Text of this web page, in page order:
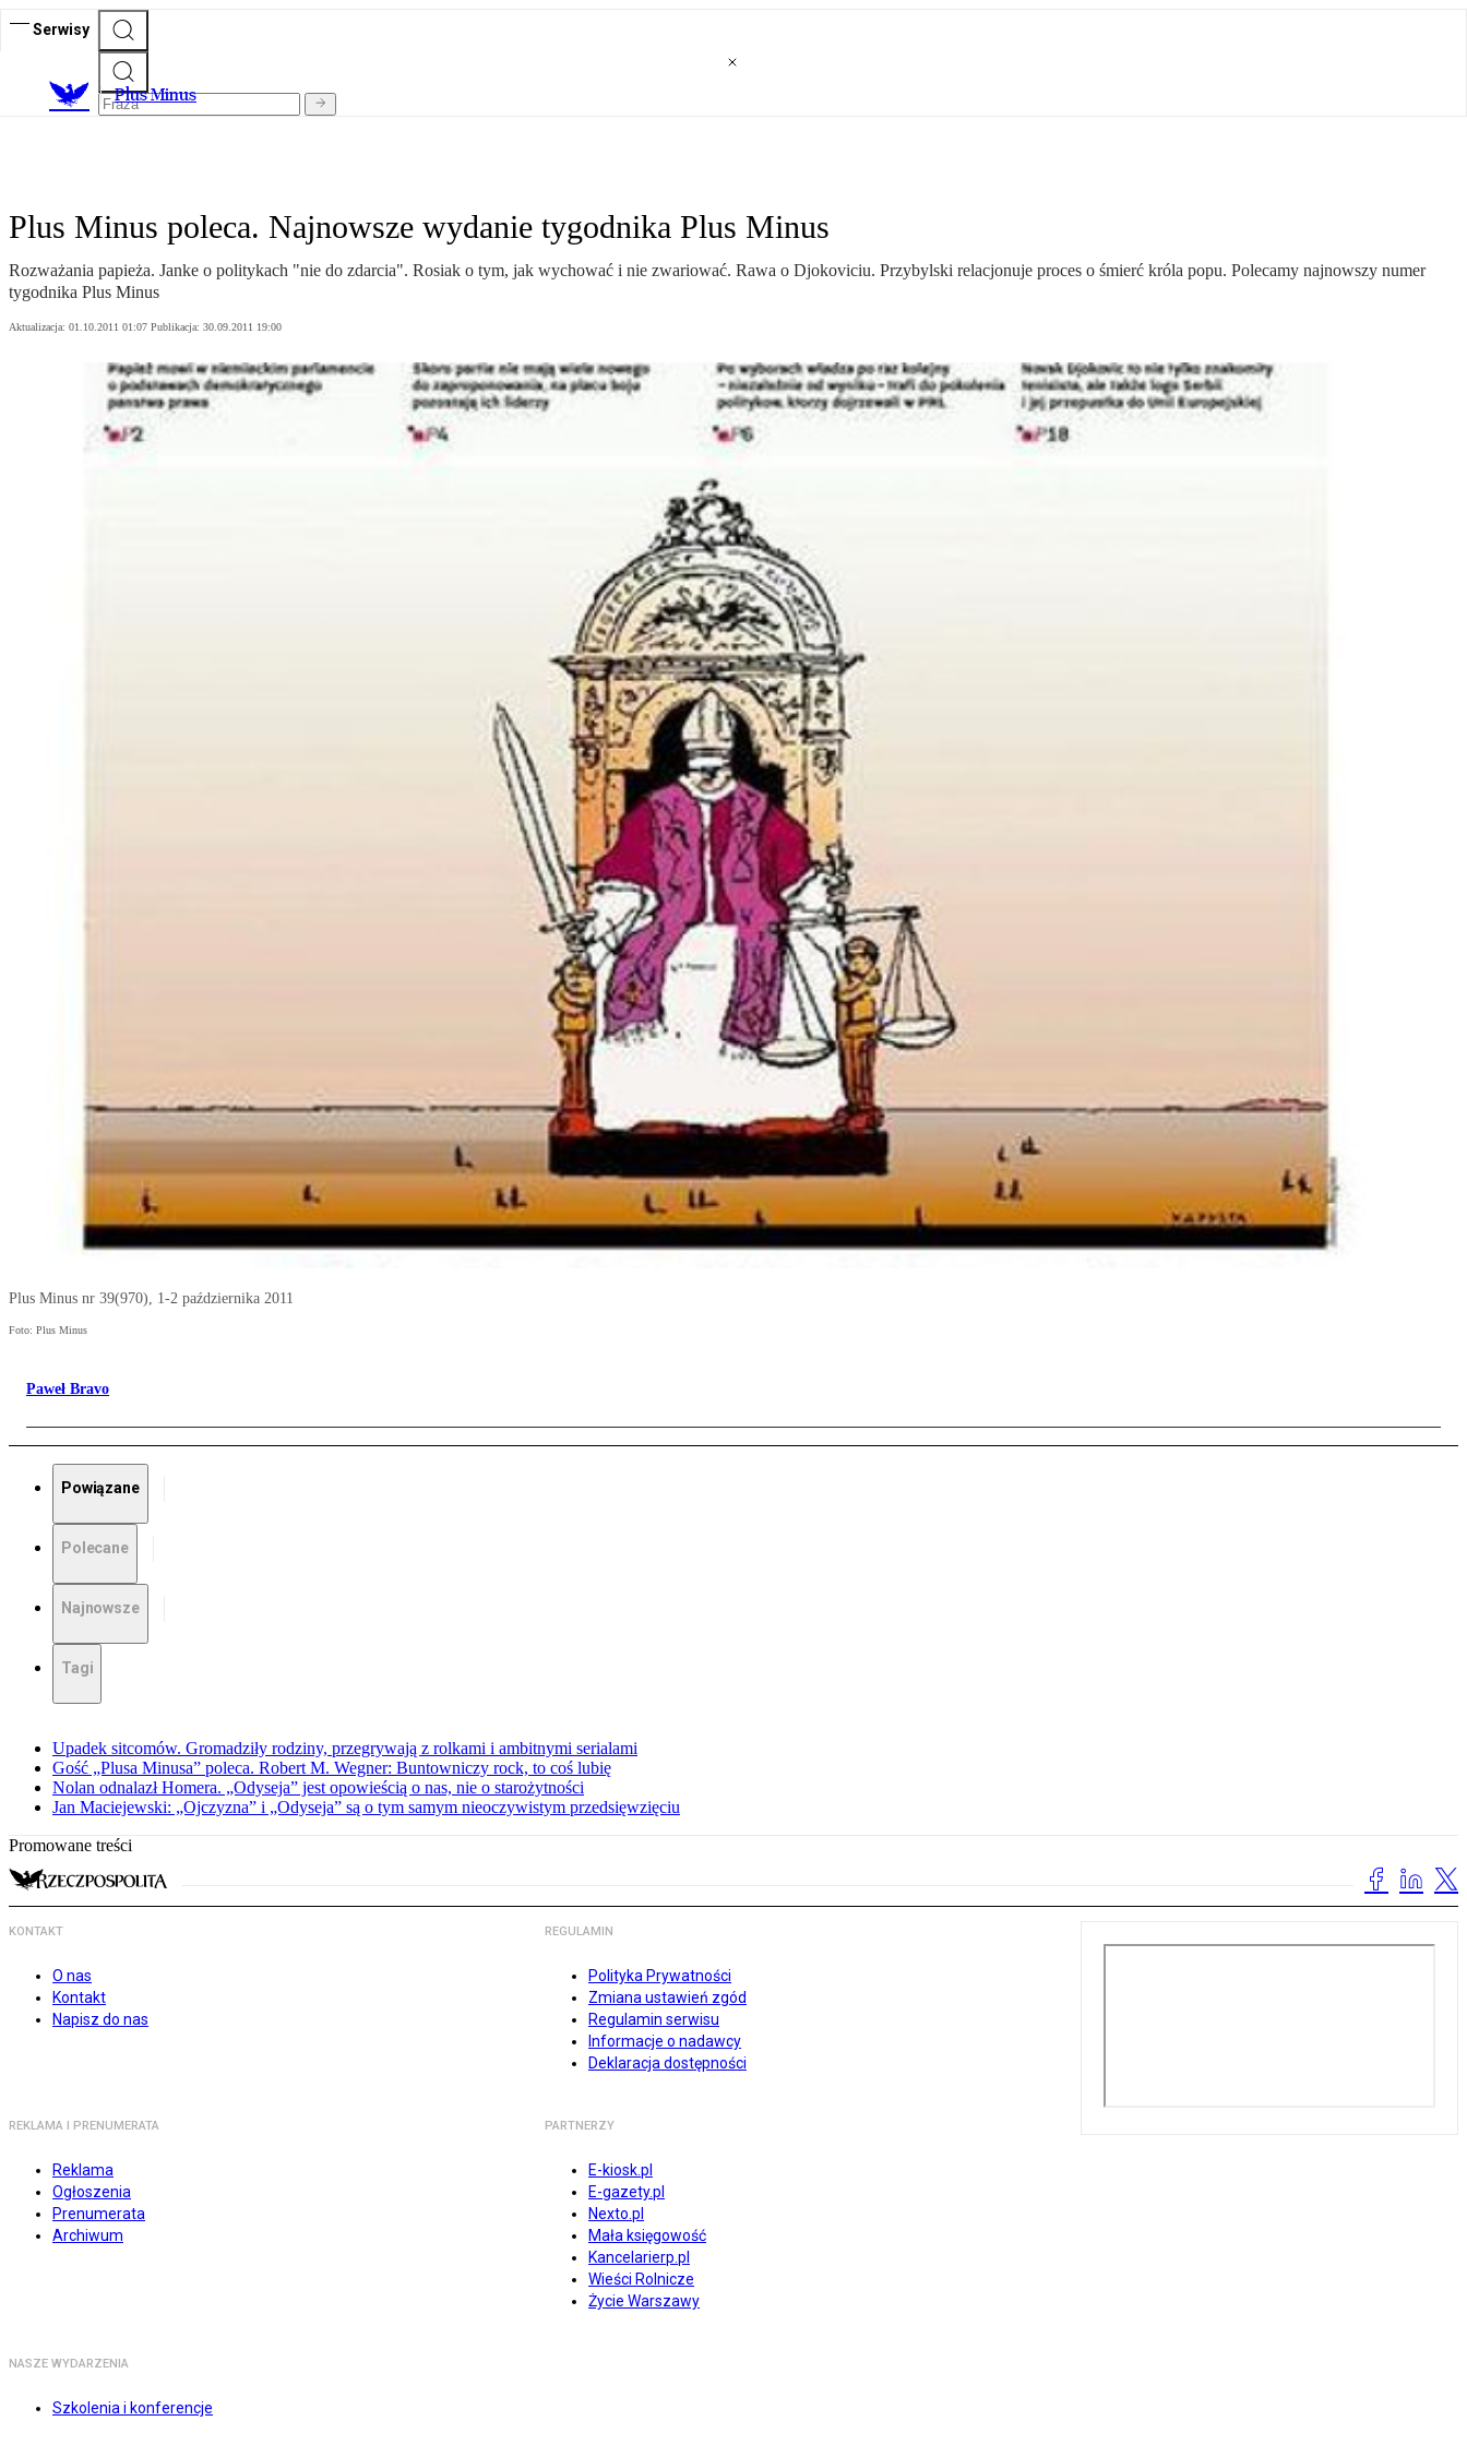
Serwisy
Plus Minus
Plus Minus poleca. Najnowsze wydanie tygodnika Plus Minus
Rozważania papieża. Janke o politykach "nie do zdarcia". Rosiak o tym, jak wychować i nie zwariować. Rawa o Djokoviciu. Przybylski relacjonuje proces o śmierć króla popu. Polecamy najnowszy numer
tygodnika Plus Minus
Aktualizacja: 01.10.2011 01:07 Publikacja: 30.09.2011 19:00
Plus Minus nr 39(970), 1-2 października 2011
Foto: Plus Minus
Paweł Bravo
Powiązane
Polecane
Najnowsze
Tagi
Upadek sitcomów. Gromadziły rodziny, przegrywają z rolkami i ambitnymi serialami
Gość „Plusa Minusa” poleca. Robert M. Wegner: Buntowniczy rock, to coś lubię
Nolan odnalazł Homera. „Odyseja” jest opowieścią o nas, nie o starożytności
Jan Maciejewski: „Ojczyzna” i „Odyseja” są o tym samym nieoczywistym przedsięwzięciu
Promowane treści
KONTAKT
O nas
Kontakt
Napisz do nas
REGULAMIN
Polityka Prywatności
Zmiana ustawień zgód
Regulamin serwisu
Informacje o nadawcy
Deklaracja dostępności
REKLAMA I PRENUMERATA
Reklama
Ogłoszenia
Prenumerata
Archiwum
PARTNERZY
E-kiosk.pl
E-gazety.pl
Nexto.pl
Mała księgowość
Kancelarierp.pl
Wieści Rolnicze
Życie Warszawy
NASZE WYDARZENIA
Szkolenia i konferencje